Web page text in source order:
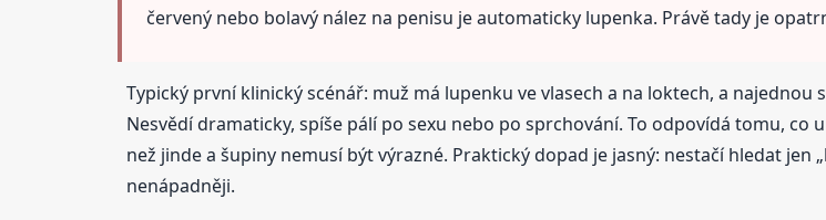
červený nebo bolavý nález na penisu je automaticky lupenka. Právě tady je
Typický první klinický scénář: muž má lupenku ve vlasech a na loktech, a
Nesvědí dramaticky, spíše pálí po sexu nebo po sprchování. To odpovídá tomu,
než jinde a šupiny nemusí být výrazné. Praktický dopad je jasný: nestačí hledat
nenápadněji.